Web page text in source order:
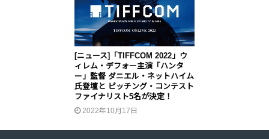
[ニュース]「TIFFCOM 2022」ウ
ィレム・デフォー主演「ハンタ
ー」監督 ダニエル・ネットハイム
氏登壇と ピッチング・コンテスト
ファイナリスト5名が決定！
2022年10月17日